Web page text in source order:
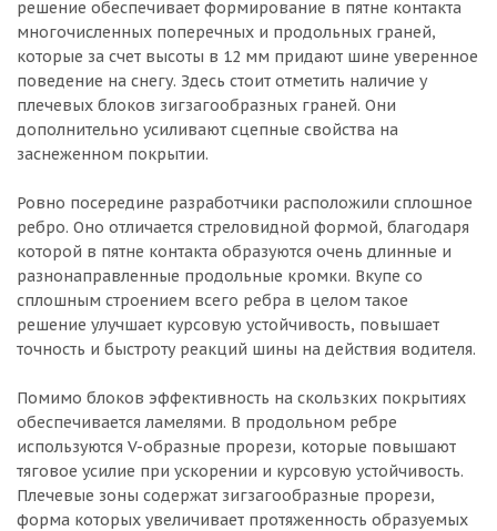
решение обеспечивает формирование в пятне контакта
многочисленных поперечных и продольных граней,
которые за счет высоты в 12 мм придают шине уверенное
поведение на снегу. Здесь стоит отметить наличие у
плечевых блоков зигзагообразных граней. Они
дополнительно усиливают сцепные свойства на
заснеженном покрытии.
Ровно посередине разработчики расположили сплошное
ребро. Оно отличается стреловидной формой, благодаря
которой в пятне контакта образуются очень длинные и
разнонаправленные продольные кромки. Вкупе со
сплошным строением всего ребра в целом такое
решение улучшает курсовую устойчивость, повышает
точность и быстроту реакций шины на действия водителя.
Помимо блоков эффективность на скользких покрытиях
обеспечивается ламелями. В продольном ребре
используются V-образные прорези, которые повышают
тяговое усилие при ускорении и курсовую устойчивость.
Плечевые зоны содержат зигзагообразные прорези,
форма которых увеличивает протяженность образуемых